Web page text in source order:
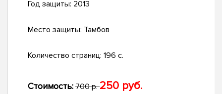
Год защиты: 2013
Место защиты: Тамбов
Количество страниц: 196 с.
Стоимость: 700 р.250 руб.